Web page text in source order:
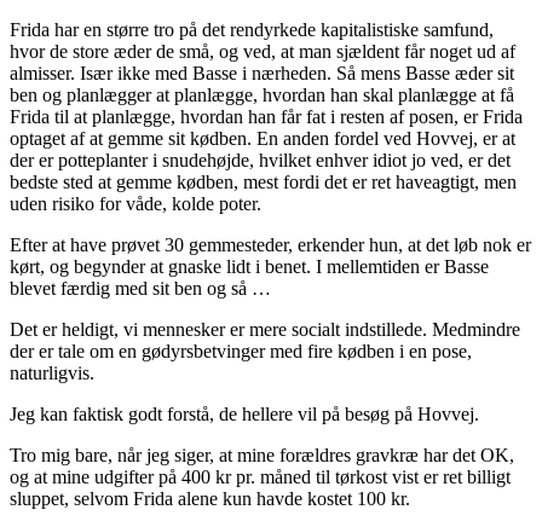
Frida har en større tro på det rendyrkede kapitalistiske samfund,
hvor de store æder de små, og ved, at man sjældent får noget ud af
almisser. Især ikke med Basse i nærheden. Så mens Basse æder sit
ben og planlægger at planlægge, hvordan han skal planlægge at få
Frida til at planlægge, hvordan han får fat i resten af posen, er Frida
optaget af at gemme sit kødben. En anden fordel ved Hovvej, er at
der er potteplanter i snudehøjde, hvilket enhver idiot jo ved, er det
bedste sted at gemme kødben, mest fordi det er ret haveagtigt, men
uden risiko for våde, kolde poter.
Efter at have prøvet 30 gemmesteder, erkender hun, at det løb nok er
kørt, og begynder at gnaske lidt i benet. I mellemtiden er Basse
blevet færdig med sit ben og så …
Det er heldigt, vi mennesker er mere socialt indstillede. Medmindre
der er tale om en gødyrsbetvinger med fire kødben i en pose,
naturligvis.
Jeg kan faktisk godt forstå, de hellere vil på besøg på Hovvej.
Tro mig bare, når jeg siger, at mine forældres gravkræ har det OK,
og at mine udgifter på 400 kr pr. måned til tørkost vist er ret billigt
sluppet, selvom Frida alene kun havde kostet 100 kr.